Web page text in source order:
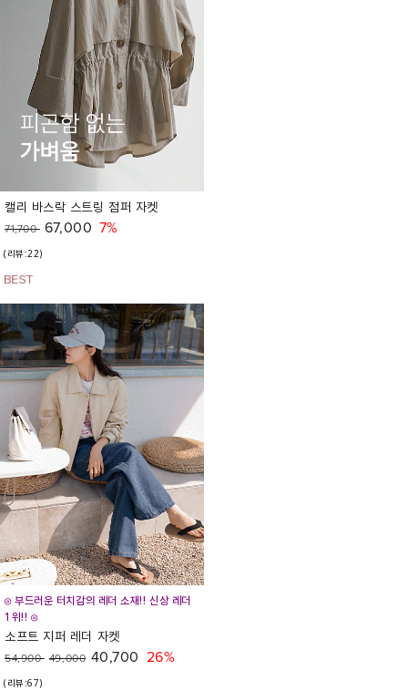
캘리 바스락 스트링 점퍼 자켓
71,700 67,000 7%
(리뷰:22)
◎ 부드러운 터치감의 레더 소재!! 신상 레더
1위!! ◎
소프트 지퍼 레더 자켓
54,900 49,000 40,700 26%
(리뷰:67)